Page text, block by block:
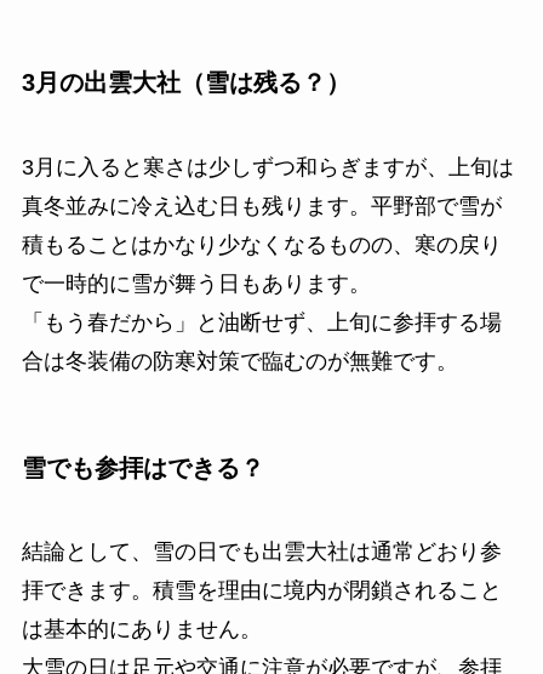
3月の出雲大社（雪は残る？）
3月に入ると寒さは少しずつ和らぎますが、上旬は
真冬並みに冷え込む日も残ります。平野部で雪が
積もることはかなり少なくなるものの、寒の戻り
で一時的に雪が舞う日もあります。
「もう春だから」と油断せず、上旬に参拝する場
合は冬装備の防寒対策で臨むのが無難です。
雪でも参拝はできる？
結論として、雪の日でも出雲大社は通常どおり参
拝できます。積雪を理由に境内が閉鎖されること
は基本的にありません。
大雪の日は足元や交通に注意が必要ですが、参拝